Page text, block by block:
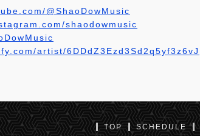
@ShaoDowMusic
shaodowmusic
artist/6DDdZ3Ezd3Sd2q5yf3z6vJ
TOP SCHEDULE